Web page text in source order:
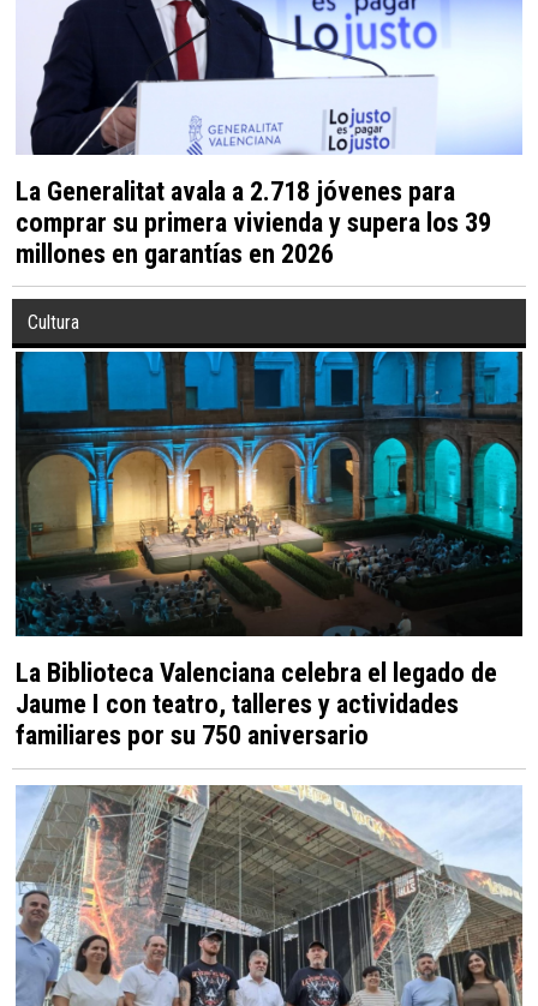
La Generalitat avala a 2.718 jóvenes para
comprar su primera vivienda y supera los 39
millones en garantías en 2026
Cultura
La Biblioteca Valenciana celebra el legado de
Jaume I con teatro, talleres y actividades
familiares por su 750 aniversario